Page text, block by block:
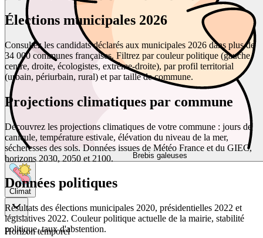
Brebis galeuses
Climat
Horizon temporel
Élections municipales 2026
Consultez les candidats déclarés aux municipales 2026 dans plus de
34 000 communes françaises. Filtrez par couleur politique (gauche,
centre, droite, écologistes, extrême-droite), par profil territorial
(urbain, périurbain, rural) et par taille de commune.
Projections climatiques par commune
Découvrez les projections climatiques de votre commune : jours de
canicule, température estivale, élévation du niveau de la mer,
sécheresses des sols. Données issues de Météo France et du GIEC,
horizons 2030, 2050 et 2100.
Données politiques
Résultats des élections municipales 2020, présidentielles 2022 et
législatives 2022. Couleur politique actuelle de la mairie, stabilité
politique, taux d'abstention.